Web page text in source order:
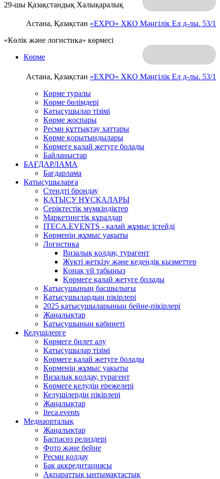
Астана, Қазақстан «EXPO» ХКО Мәңгілік Ел д-лы. 53/1
29-шы Қазақстандық Халықаралық
«Көлік және логистика» көрмесі
Астана, Қазақстан «EXPO» ХКО Мәңгілік Ел д-лы. 53/1
Көрме
Көрме туралы
Көрме бөлімдері
Қатысушылар тізімі
Көрме жоспары
Ресми құттықтау хаттары
Көрме қорытындылары
Көрмеге қалай жетуге болады
Байланыстар
БАҒДАРЛАМА
Бағдарлама
Қатысушыларға
Стендті брондау
ҚАТЫСУ НҰСҚАЛАРЫ
Серіктестік мүмкіндіктер
Маркетингтік құралдар
ITECA.EVENTS - қалай жұмыс істейді
Көрменің жұмыс уақыты
Логистика
Визалық қолдау, турагент
Жүкті жеткізу және кедендік қызметтер
Қонақ үй табыңыз
Kөрмеге қалай жетуге болады
Қатысушының басшылығы
Қатысушылардың пікірлері
2025 қатысушыларының бейне-пікірлері
Жаңалықтар
Қатысушының кабинеті
Келушілерге
Көрмеге билет алу
Қатысушылар тізімі
Көрмеге қалай жетуге болады
Көрменің жұмыс уақыты
Визалық қолдау, турагент
Көрмеге келудің ережелері
Келушілердің пікірлері
Жаңалықтар
Iteca.events
Медиаорталық
Жаңалықтар
Баспасөз релиздері
Фото және бейне
Ресми қолдау
Бақ аккредитациясы
Ақпараттық ынтымақтастық